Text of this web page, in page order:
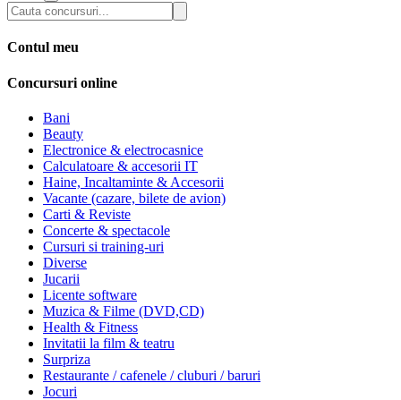
Contul meu
Concursuri online
Bani
Beauty
Electronice & electrocasnice
Calculatoare & accesorii IT
Haine, Incaltaminte & Accesorii
Vacante (cazare, bilete de avion)
Carti & Reviste
Concerte & spectacole
Cursuri si training-uri
Diverse
Jucarii
Licente software
Muzica & Filme (DVD,CD)
Health & Fitness
Invitatii la film & teatru
Surpriza
Restaurante / cafenele / cluburi / baruri
Jocuri